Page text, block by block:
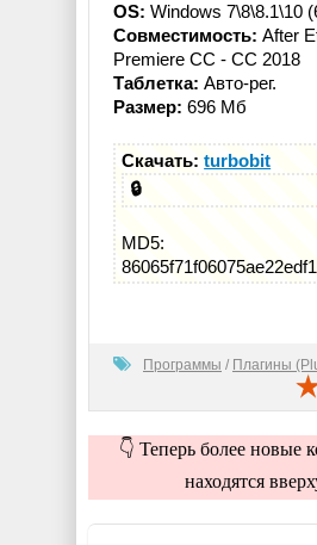
OS: Windows 7\8\8.1\10
Совместимость: After
Premiere CC - CC 2018
Таблетка: Авто-рег.
Размер: 696 Мб
Скачать:turbobit
🔒
MD5:
Программы / Плагины
👇 Теперь более новые
находятся